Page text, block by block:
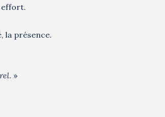
effort.
la présence.
»